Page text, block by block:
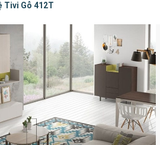
Tivi Gỗ 412T